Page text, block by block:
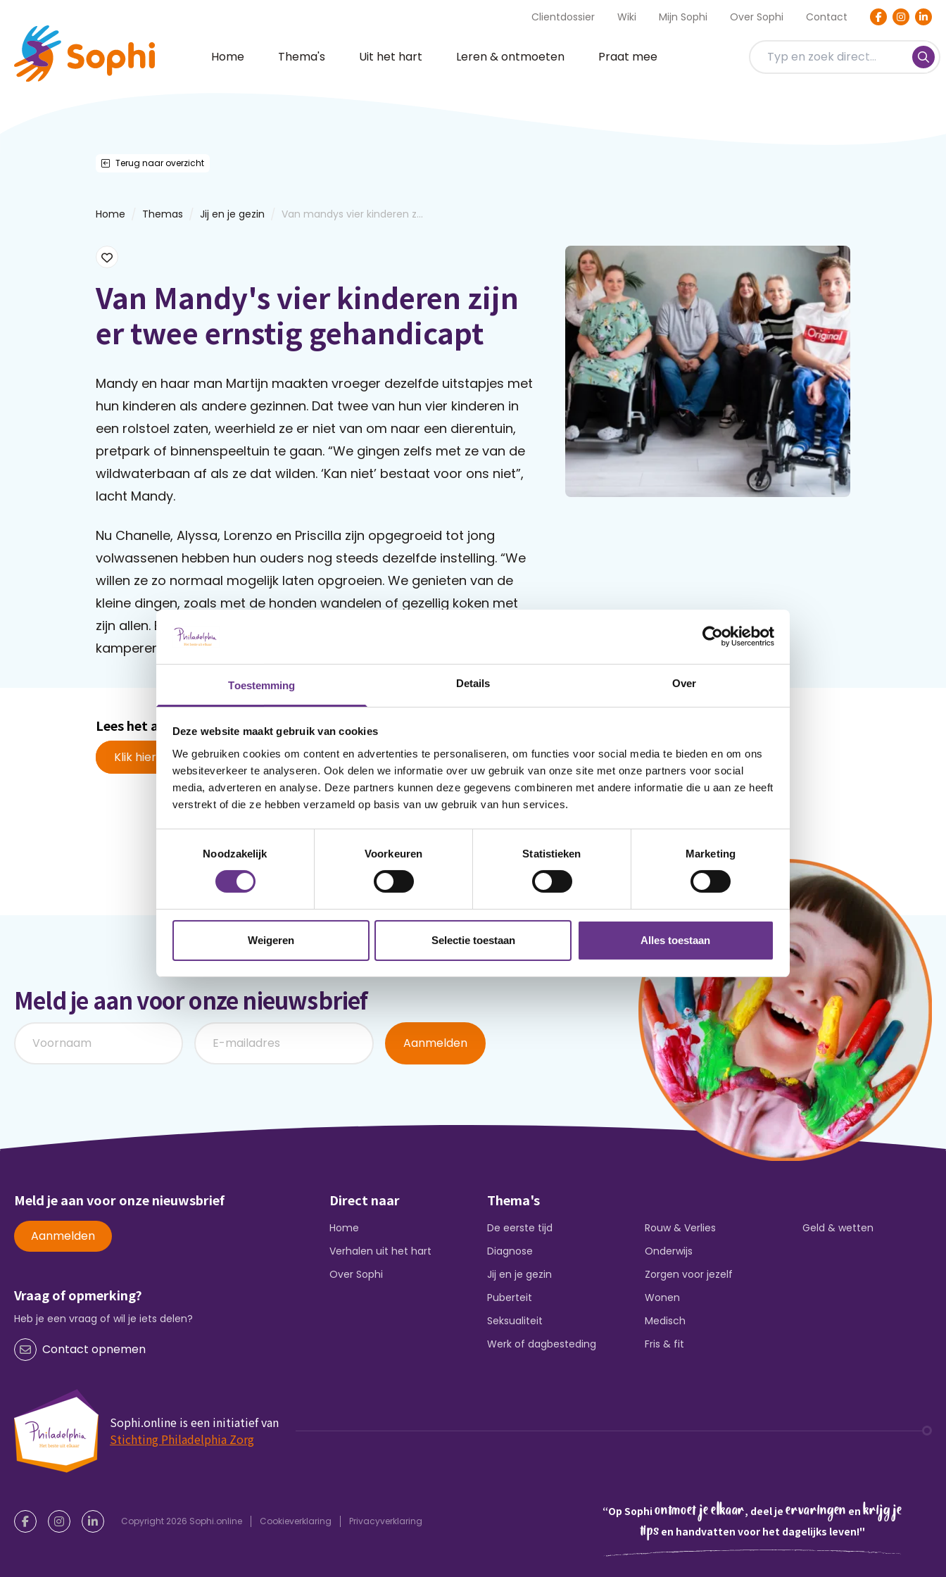
Toestemming Details Over
Deze website maakt gebruik van cookies
We gebruiken cookies om content en advertenties te personaliseren, om functies voor social media te bieden en om ons
websiteverkeer te analyseren. Ook delen we informatie over uw gebruik van onze site met onze partners voor social
media, adverteren en analyse. Deze partners kunnen deze gegevens combineren met andere informatie die u aan ze heeft
verstrekt of die ze hebben verzameld op basis van uw gebruik van hun services.
Noodzakelijk
Voorkeuren Statistieken Marketing
Weigeren Selectie toestaan Alles toestaan
Clientdossier Wiki Mijn Sophi Over Sophi Contact
Home Thema's Uit het hart Leren & ontmoeten Praat mee
Terug naar overzicht
Home Themas Jij en je gezin Van mandys vier kinderen z...
Van Mandy's vier kinderen zijn
er twee ernstig gehandicapt
Mandy en haar man Martijn maakten vroeger dezelfde uitstapjes met
hun kinderen als andere gezinnen. Dat twee van hun vier kinderen in
een rolstoel zaten, weerhield ze er niet van om naar een dierentuin,
pretpark of binnenspeeltuin te gaan. “We gingen zelfs met ze van de
wildwaterbaan af als ze dat wilden. ‘Kan niet’ bestaat voor ons niet”,
lacht Mandy.
Nu Chanelle, Alyssa, Lorenzo en Priscilla zijn opgegroeid tot jong
volwassenen hebben hun ouders nog steeds dezelfde instelling. “We
willen ze zo normaal mogelijk laten opgroeien. We genieten van de
kleine dingen, zoals met de honden wandelen of gezellig koken met
zijn allen. En nog steeds gaan we rustig naar een pretpark of samen
kamperen.”
Lees het artikel in Vriendin
Klik hier
Meld je aan voor onze nieuwsbrief
Aanmelden
Meld je aan voor onze nieuwsbrief
Aanmelden
Vraag of opmerking?
Heb je een vraag of wil je iets delen?
Contact opnemen
Direct naar
Home
Verhalen uit het hart
Over Sophi
Thema's
De eerste tijd
Diagnose
Jij en je gezin
Puberteit
Seksualiteit
Werk of dagbesteding
Rouw & Verlies
Onderwijs
Zorgen voor jezelf
Wonen
Medisch
Fris & fit
Geld & wetten
Sophi.online is een initiatief van
Stichting Philadelphia Zorg
Copyright 2026 Sophi.online Cookieverklaring Privacyverklaring
“Op Sophiontmoet je elkaar, deel jeervaringen enkrijg je
tips en handvatten voor het dagelijks leven!"